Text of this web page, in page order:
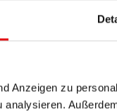
Anzeigen zu